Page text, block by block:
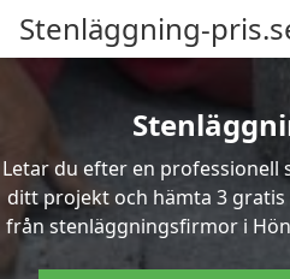
Stenläggning-
Letar du efter en professionell
ditt projekt och hämta 3
från stenläggningsfirmor i